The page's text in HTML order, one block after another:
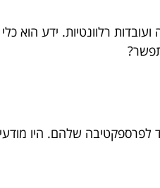
רלוונטיות. ידע
לפרספקטיבה שלהם. היו